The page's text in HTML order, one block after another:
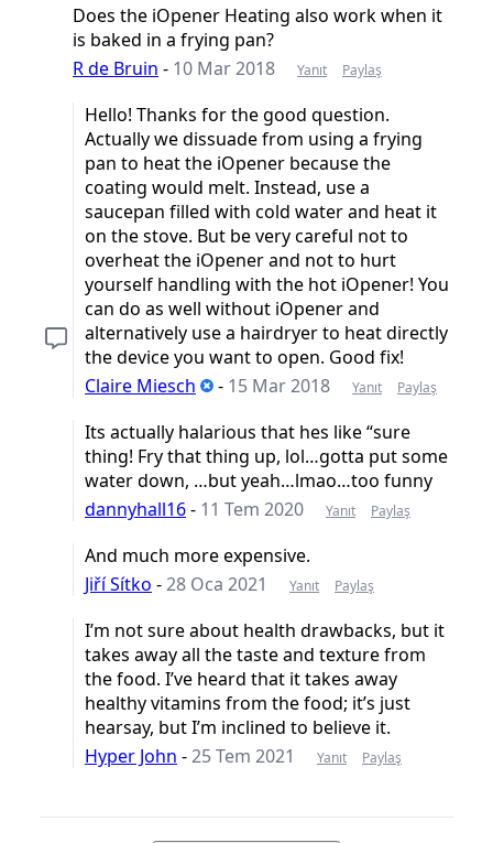
Does the iOpener Heating also work when it
is baked in a frying pan?
R de Bruin - 10 Mar 2018 Yanıt Paylaş
Hello! Thanks for the good question.
Actually we dissuade from using a frying
pan to heat the iOpener because the
coating would melt. Instead, use a
saucepan filled with cold water and heat it
on the stove. But be very careful not to
overheat the iOpener and not to hurt
yourself handling with the hot iOpener! You
can do as well without iOpener and
alternatively use a hairdryer to heat directly
the device you want to open. Good fix!
Claire Miesch
- 15 Mar 2018 Yanıt Paylaş
Its actually halarious that hes like “sure
thing! Fry that thing up, lol…gotta put some
water down, …but yeah…lmao…too funny
dannyhall16- 11 Tem 2020 Yanıt Paylaş
And much more expensive.
Jiří Sítko -28 Oca 2021 Yanıt Paylaş
I’m not sure about health drawbacks, but it
takes away all the taste and texture from
the food. I’ve heard that it takes away
healthy vitamins from the food; it’s just
hearsay, but I’m inclined to believe it.
Hyper John -25 Tem 2021 Yanıt Paylaş